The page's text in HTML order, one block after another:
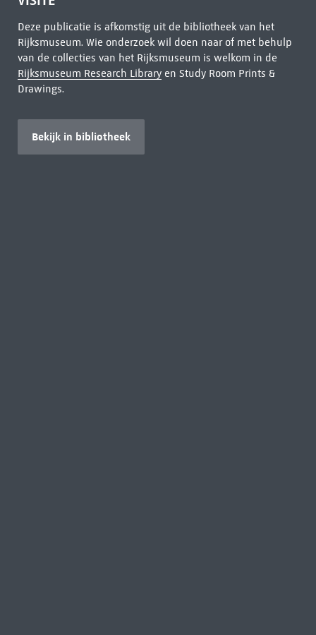
Deze publicatie is afkomstig uit de bibliotheek van het
Rijksmuseum. Wie onderzoek wil doen naar of met behulp
van de collecties van het Rijksmuseum is welkom in de
Rijksmuseum Research Libraryen Study Room Prints &
Drawings.
Bekijk in bibliotheek